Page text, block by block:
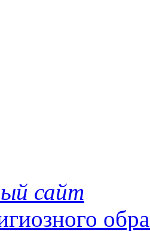
сайт